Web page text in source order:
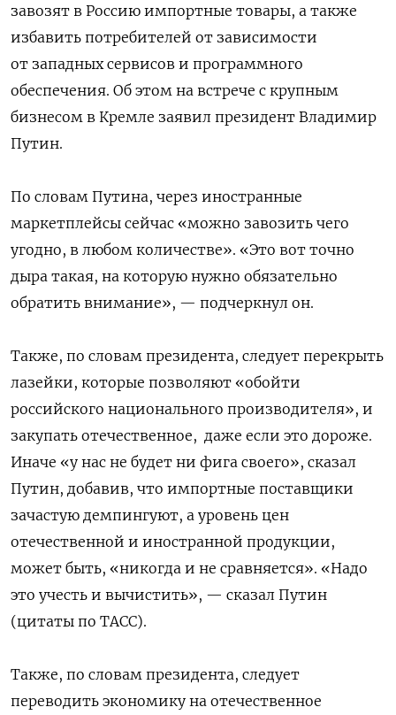
завозят в Россию импортные товары, а также
избавить потребителей от зависимости
от западных сервисов и программного
обеспечения. Об этом на встрече с крупным
бизнесом в Кремле заявил президент Владимир
Путин.
По словам Путина, через иностранные
маркетплейсы сейчас «можно завозить чего
угодно, в любом количестве​​​». «Это вот точно
дыра такая, на которую нужно обязательно
обратить внимание», — подчеркнул он.
Также, по словам президента, следует перекрыть
лазейки, которые позволяют «обойти
российского национального производителя», и
закупать отечественное, даже если это дороже.
Иначе «у нас не будет ни фига своего», сказал
Путин, добавив, что импортные поставщики
зачастую демпингуют, а уровень цен
отечественной и иностранной продукции,
может быть, «никогда и не сравняется». «Надо
это учесть и вычистить», — сказал Путин
(цитаты по ТАСС).
Также, по словам президента, следует
переводить экономику на отечественное